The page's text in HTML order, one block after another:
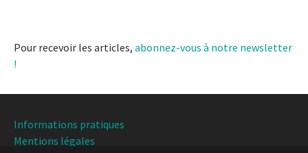
Pour recevoir les articles, abonnez-vous à notre newsletter
!
Informations pratiques
Mentions légales